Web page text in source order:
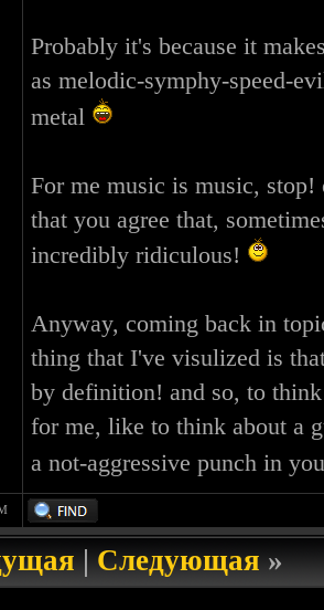
Probably it's because it
as melodic-symphy-speed-
metal
For me music is music,
that you agree that,
incredibly ridiculous!
Anyway, coming back in
thing that I've visulized is
by definition! and so, to
for me, like to think about a
a not-aggressive punch in
|Следующая»